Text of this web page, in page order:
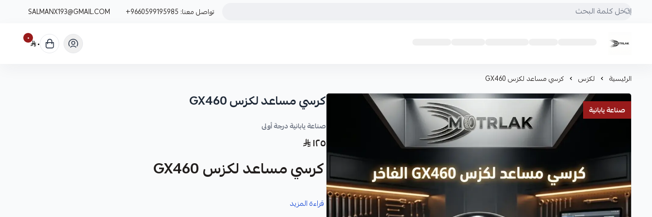
تواصل معنا: +9660599195985
SALMANX193@GMAIL.COM
Motrlak
٠ ٠
الرئيسية لكزس كرسي مساعد لكزس GX460
صناعة يابانية كرسي مساعد لكزس GX460
صناعة يابانية درجة أولى
١٢٥
كرسي مساعد لكزس GX460
نوفر لك كرسي مساعد لكزس GX460 كقطعة غيار متينة وعالية الجودة، مصممة خصيصًا لسيارتك.
قراءة المزيد